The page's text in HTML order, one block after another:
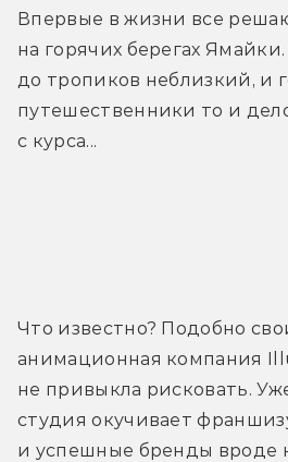
Впервые в жизни все
на горячих берегах
до тропиков неблизкий, и
путешественники то и
с курса...
Что известно? Подобно
анимационная компания
не привыкла рисковать.
студия окучивает
и успешные бренды вроде